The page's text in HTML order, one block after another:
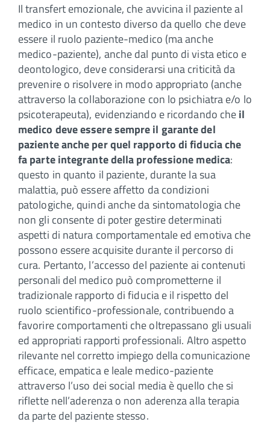
Il transfert emozionale, che avvicina il paziente al
medico in un contesto diverso da quello che deve
essere il ruolo paziente-medico (ma anche
medico-paziente), anche dal punto di vista etico e
deontologico, deve considerarsi una criticità da
prevenire o risolvere in modo appropriato (anche
attraverso la collaborazione con lo psichiatra e/o lo
psicoterapeuta), evidenziando e ricordando cheil
medico deve essere sempre il garante del
paziente anche per quel rapporto di fiducia che
fa parte integrante della professione medica:
questo in quanto il paziente, durante la sua
malattia, può essere affetto da condizioni
patologiche, quindi anche da sintomatologia che
non gli consente di poter gestire determinati
aspetti di natura comportamentale ed emotiva che
possono essere acquisite durante il percorso di
cura. Pertanto, l’accesso del paziente ai contenuti
personali del medico può comprometterne il
tradizionale rapporto di fiducia e il rispetto del
ruolo scientifico-professionale, contribuendo a
favorire comportamenti che oltrepassano gli usuali
ed appropriati rapporti professionali. Altro aspetto
rilevante nel corretto impiego della comunicazione
efficace, empatica e leale medico-paziente
attraverso l’uso dei social media è quello che si
riflette nell’aderenza o non aderenza alla terapia
da parte del paziente stesso.